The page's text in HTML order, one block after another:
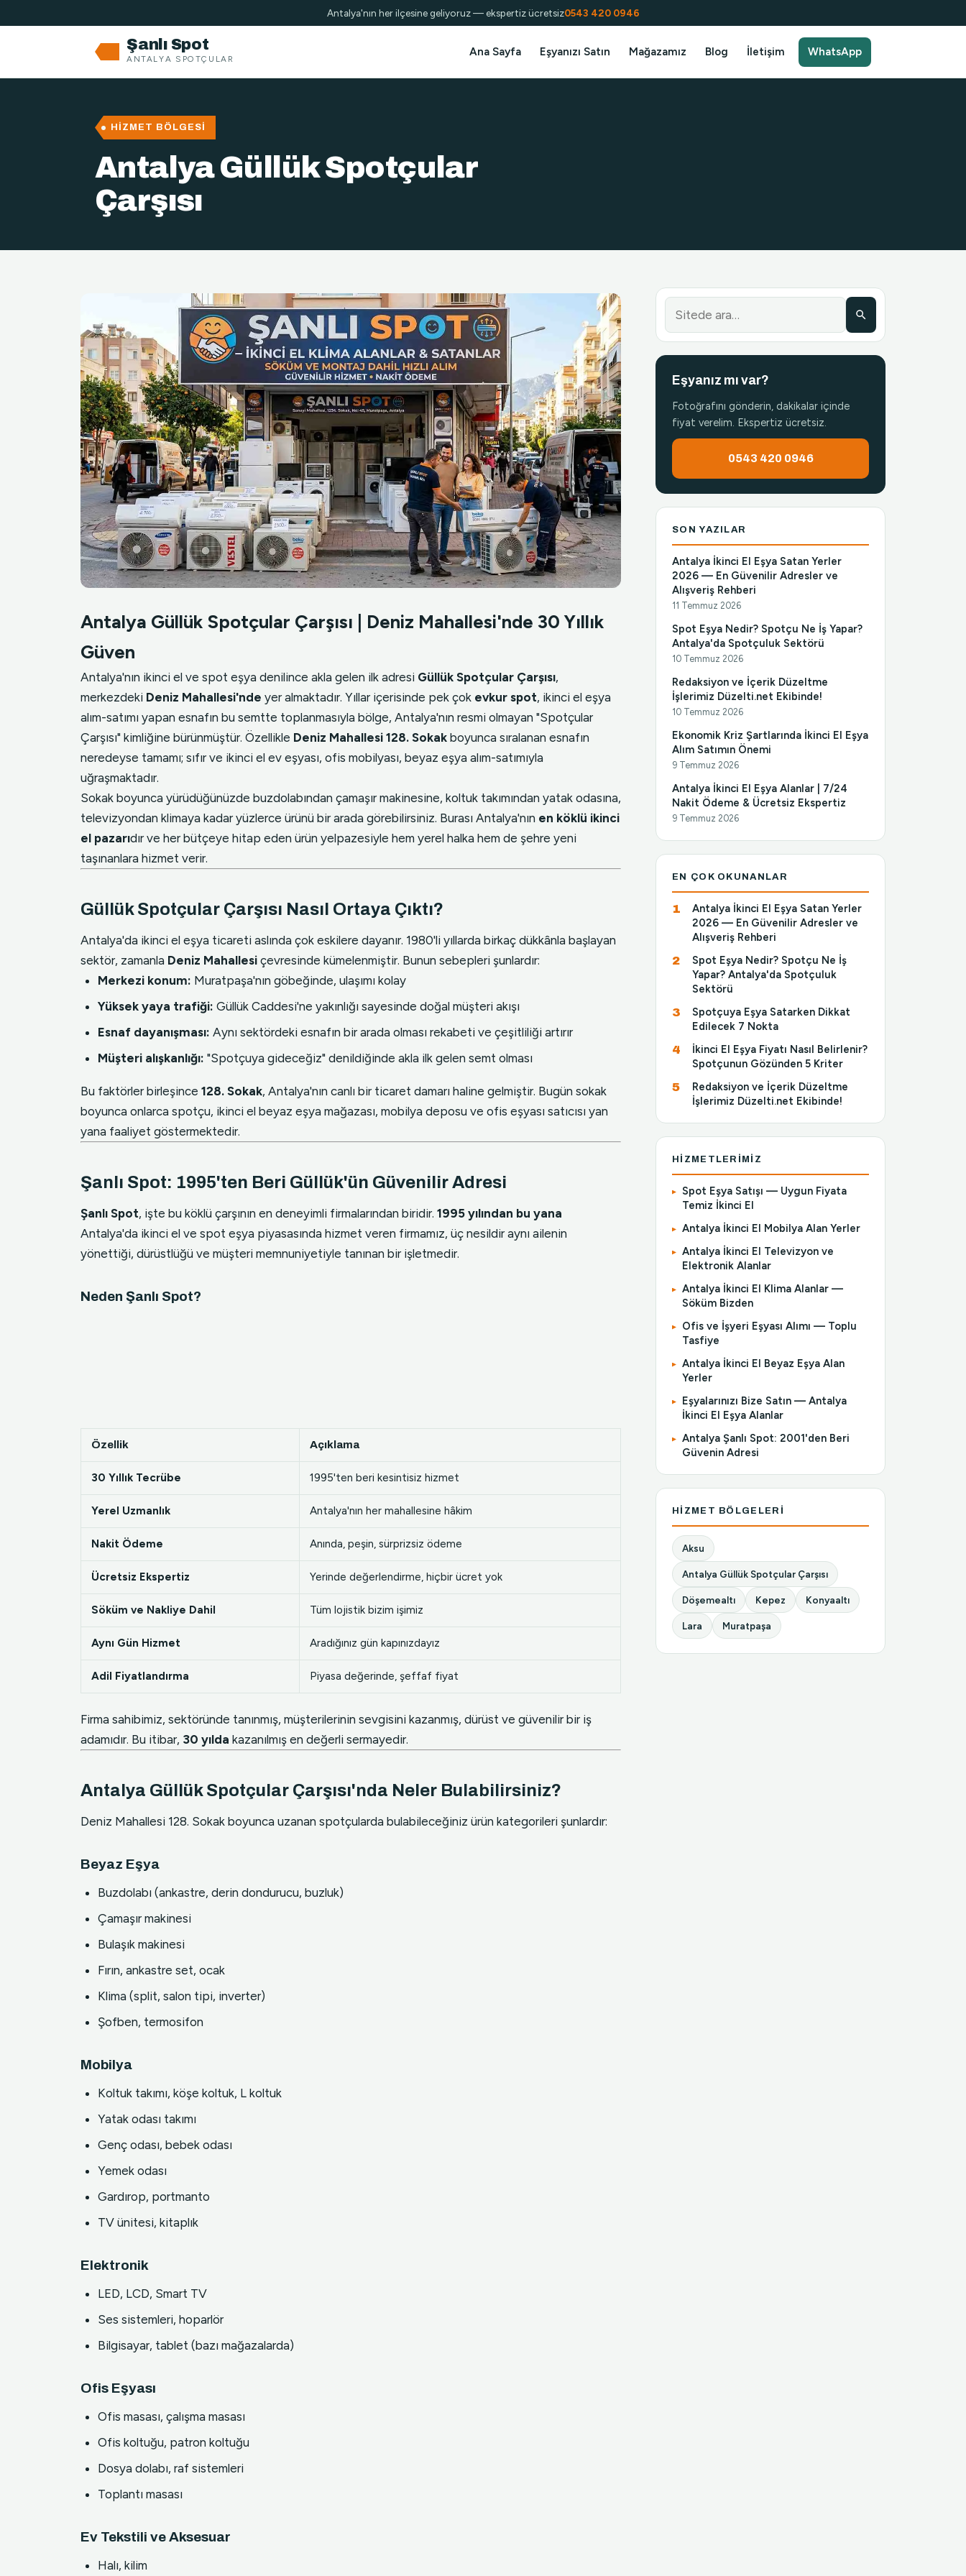
Antalya'nın her ilçesine geliyoruz — ekspertiz ücretsiz0543 420 0946
Şanlı Spot
ANTALYA SPOTÇULAR
Ana Sayfa Eşyanızı Satın Mağazamız Blog İletişim WhatsApp
HIZMET BÖLGESI
Antalya Güllük Spotçular
Çarşısı
Antalya Güllük Spotçular Çarşısı | Deniz Mahallesi'nde 30 Yıllık
Güven
Antalya'nın ikinci el ve spot eşya denilince akla gelen ilk adresi Güllük Spotçular Çarşısı,
merkezdeki Deniz Mahallesi'nde yer almaktadır. Yıllar içerisinde pek çok evkur spot, ikinci el eşya
alım-satımı yapan esnafın bu semtte toplanmasıyla bölge, Antalya'nın resmi olmayan "Spotçular
Çarşısı" kimliğine bürünmüştür. Özellikle Deniz Mahallesi 128. Sokak boyunca sıralanan esnafın
neredeyse tamamı; sıfır ve ikinci el ev eşyası, ofis mobilyası, beyaz eşya alım-satımıyla
uğraşmaktadır.
Sokak boyunca yürüdüğünüzde buzdolabından çamaşır makinesine, koltuk takımından yatak odasına,
televizyondan klimaya kadar yüzlerce ürünü bir arada görebilirsiniz. Burası Antalya'nın en köklü ikinci
el pazarıdır ve her bütçeye hitap eden ürün yelpazesiyle hem yerel halka hem de şehre yeni
taşınanlara hizmet verir.
Güllük Spotçular Çarşısı Nasıl Ortaya Çıktı?
Antalya'da ikinci el eşya ticareti aslında çok eskilere dayanır. 1980'li yıllarda birkaç dükkânla başlayan
sektör, zamanla Deniz Mahallesi çevresinde kümelenmiştir. Bunun sebepleri şunlardır:
Merkezi konum: Muratpaşa'nın göbeğinde, ulaşımı kolay
Yüksek yaya trafiği: Güllük Caddesi'ne yakınlığı sayesinde doğal müşteri akışı
Esnaf dayanışması: Aynı sektördeki esnafın bir arada olması rekabeti ve çeşitliliği artırır
Müşteri alışkanlığı: "Spotçuya gideceğiz" denildiğinde akla ilk gelen semt olması
Bu faktörler birleşince 128. Sokak, Antalya'nın canlı bir ticaret damarı haline gelmiştir. Bugün sokak
boyunca onlarca spotçu, ikinci el beyaz eşya mağazası, mobilya deposu ve ofis eşyası satıcısı yan
yana faaliyet göstermektedir.
Şanlı Spot: 1995'ten Beri Güllük'ün Güvenilir Adresi
Şanlı Spot, işte bu köklü çarşının en deneyimli firmalarından biridir. 1995 yılından bu yana
Antalya'da ikinci el ve spot eşya piyasasında hizmet veren firmamız, üç nesildir aynı ailenin
yönettiği, dürüstlüğü ve müşteri memnuniyetiyle tanınan bir işletmedir.
Neden Şanlı Spot?
Özellik Açıklama
30 Yıllık Tecrübe 1995'ten beri kesintisiz hizmet
Yerel Uzmanlık Antalya'nın her mahallesine hâkim
Nakit Ödeme Anında, peşin, sürprizsiz ödeme
Ücretsiz Ekspertiz Yerinde değerlendirme, hiçbir ücret yok
Söküm ve Nakliye Dahil Tüm lojistik bizim işimiz
Aynı Gün Hizmet Aradığınız gün kapınızdayız
Adil Fiyatlandırma Piyasa değerinde, şeffaf fiyat
Firma sahibimiz, sektöründe tanınmış, müşterilerinin sevgisini kazanmış, dürüst ve güvenilir bir iş
adamıdır. Bu itibar, 30 yılda kazanılmış en değerli sermayedir.
Antalya Güllük Spotçular Çarşısı'nda Neler Bulabilirsiniz?
Deniz Mahallesi 128. Sokak boyunca uzanan spotçularda bulabileceğiniz ürün kategorileri şunlardır:
Beyaz Eşya
Buzdolabı (ankastre, derin dondurucu, buzluk)
Çamaşır makinesi
Bulaşık makinesi
Fırın, ankastre set, ocak
Klima (split, salon tipi, inverter)
Şofben, termosifon
Mobilya
Koltuk takımı, köşe koltuk, L koltuk
Yatak odası takımı
Genç odası, bebek odası
Yemek odası
Gardırop, portmanto
TV ünitesi, kitaplık
Elektronik
LED, LCD, Smart TV
Ses sistemleri, hoparlör
Bilgisayar, tablet (bazı mağazalarda)
Ofis Eşyası
Ofis masası, çalışma masası
Ofis koltuğu, patron koltuğu
Dosya dolabı, raf sistemleri
Toplantı masası
Ev Tekstili ve Aksesuar
Halı, kilim
Eşyanız mı var?
Fotoğrafını gönderin, dakikalar içinde
fiyat verelim. Ekspertiz ücretsiz.
0543 420 0946
SON YAZILAR
Antalya İkinci El Eşya Satan Yerler
2026 — En Güvenilir Adresler ve
Alışveriş Rehberi
11 Temmuz 2026
Spot Eşya Nedir? Spotçu Ne İş Yapar?
Antalya'da Spotçuluk Sektörü
10 Temmuz 2026
Redaksiyon ve İçerik Düzeltme
İşlerimiz Düzelti.net Ekibinde!
10 Temmuz 2026
Ekonomik Kriz Şartlarında İkinci El Eşya
Alım Satımın Önemi
9 Temmuz 2026
Antalya İkinci El Eşya Alanlar | 7/24
Nakit Ödeme & Ücretsiz Ekspertiz
9 Temmuz 2026
EN ÇOK OKUNANLAR
Antalya İkinci El Eşya Satan Yerler
2026 — En Güvenilir Adresler ve
Alışveriş Rehberi
Spot Eşya Nedir? Spotçu Ne İş
Yapar? Antalya'da Spotçuluk
Sektörü
Spotçuya Eşya Satarken Dikkat
Edilecek 7 Nokta
İkinci El Eşya Fiyatı Nasıl Belirlenir?
Spotçunun Gözünden 5 Kriter
Redaksiyon ve İçerik Düzeltme
İşlerimiz Düzelti.net Ekibinde!
HIZMETLERIMIZ
Spot Eşya Satışı — Uygun Fiyata
Temiz İkinci El
Antalya İkinci El Mobilya Alan Yerler
Antalya İkinci El Televizyon ve
Elektronik Alanlar
Antalya İkinci El Klima Alanlar —
Söküm Bizden
Ofis ve İşyeri Eşyası Alımı — Toplu
Tasfiye
Antalya İkinci El Beyaz Eşya Alan
Yerler
Eşyalarınızı Bize Satın — Antalya
İkinci El Eşya Alanlar
Antalya Şanlı Spot: 2001'den Beri
Güvenin Adresi
HIZMET BÖLGELERI
Aksu
Antalya Güllük Spotçular Çarşısı
Döşemealtı Kepez Konyaaltı
Lara Muratpaşa